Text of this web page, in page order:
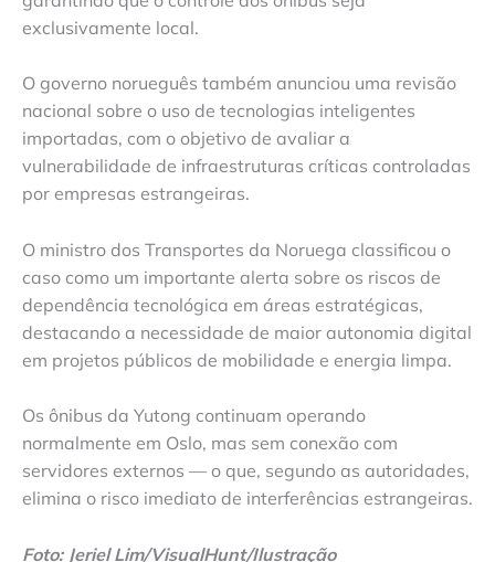
exclusivamente local.
O governo norueguês também anunciou uma revisão
nacional sobre o uso de tecnologias inteligentes
importadas, com o objetivo de avaliar a
vulnerabilidade de infraestruturas críticas controladas
por empresas estrangeiras.
O ministro dos Transportes da Noruega classificou o
caso como um importante alerta sobre os riscos de
dependência tecnológica em áreas estratégicas,
destacando a necessidade de maior autonomia digital
em projetos públicos de mobilidade e energia limpa.
Os ônibus da Yutong continuam operando
normalmente em Oslo, mas sem conexão com
servidores externos — o que, segundo as autoridades,
elimina o risco imediato de interferências estrangeiras.
Foto: Jeriel Lim/VisualHunt/Ilustração